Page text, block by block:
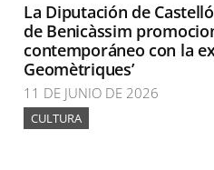
La Diputación de
de Benicàssim
contemporáneo con la
Geomètriques’
11 DE JUNIO DE 2026
CULTURA